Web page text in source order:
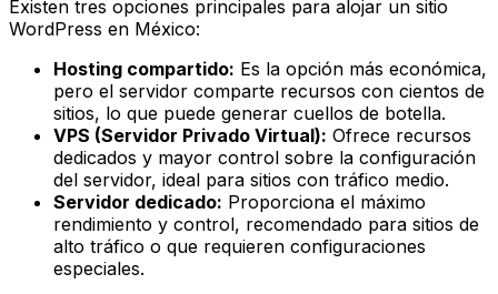
Existen tres opciones principales para alojar un sitio
WordPress en México:
Hosting compartido: Es la opción más económica,
pero el servidor comparte recursos con cientos de
sitios, lo que puede generar cuellos de botella.
VPS (Servidor Privado Virtual): Ofrece recursos
dedicados y mayor control sobre la configuración
del servidor, ideal para sitios con tráfico medio.
Servidor dedicado: Proporciona el máximo
rendimiento y control, recomendado para sitios de
alto tráfico o que requieren configuraciones
especiales.